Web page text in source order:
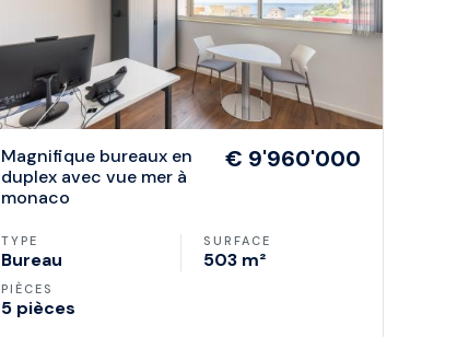
magnifique bureaux en
duplex avec vue mer à
monaco
€ 9'960'000
TYPE
Bureau
SURFACE
503 m²
PIÈCES
5 pièces